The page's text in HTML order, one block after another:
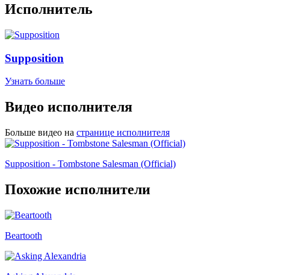
Исполнитель
Supposition
Узнать больше
Видео исполнителя
Больше видео на странице исполнителя
Supposition - Tombstone Salesman (Official)
Похожие исполнители
Beartooth